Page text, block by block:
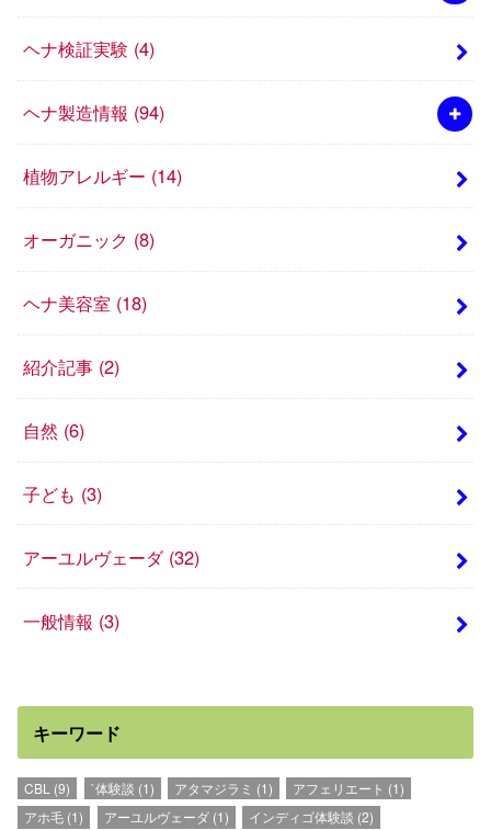
ヘナ検証実験 (4)
ヘナ製造情報 (94)
植物アレルギー (14)
オーガニック (8)
ヘナ美容室 (18)
紹介記事 (2)
自然 (6)
子ども (3)
アーユルヴェーダ (32)
一般情報 (3)
キーワード
CBL (9) `体験談 (1) アタマジラミ (1) アフェリエート (1)
アホ毛 (1) アーユルヴェーダ(1) インディゴ体験談 (2)